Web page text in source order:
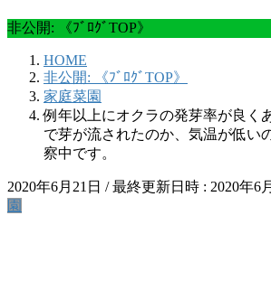
非公開: 《ﾌﾞﾛｸﾞTOP》
HOME
非公開: 《ﾌﾞﾛｸﾞTOP》
家庭菜園
例年以上にオクラの発芽率が良く
で芽が流されたのか、気温が低い
察中です。
2020年6月21日 / 最終更新日時 : 2020年6
園